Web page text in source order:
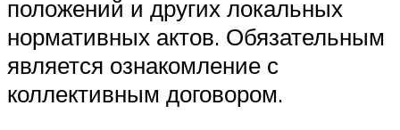
положений и других локальных
нормативных актов. Обязательным
является ознакомление с
коллективным договором.